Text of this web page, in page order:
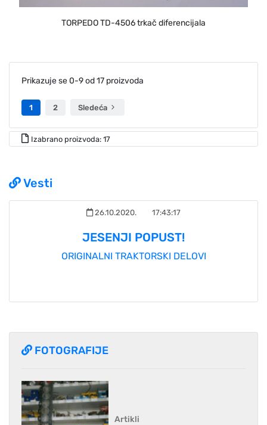
Izabrano proizvoda: 17
Vesti
26.10.2020. 17:43:17
JESENJI POPUST!
ORIGINALNI TRAKTORSKI DELOVI
FOTOGRAFIJE
Artikli
TORPEDO TD-4506 trkač diferencijala
Prikazuje se 0-9 od 17 proizvoda
1 2 Sledeća